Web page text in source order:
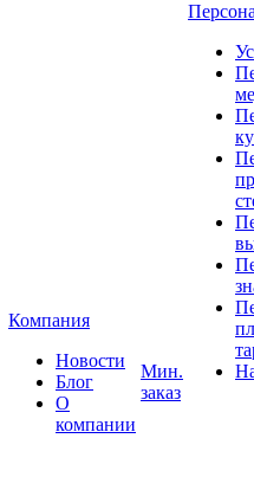
Компания
Новости
Блог
О
компании
Мин.
заказ